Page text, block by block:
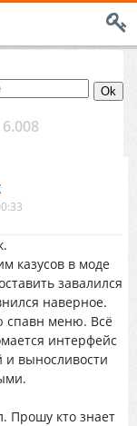
казусов в моде
завалился
наверное.
спавн меню. Всё
интерфейс
и выносливости
Прошу кто знает